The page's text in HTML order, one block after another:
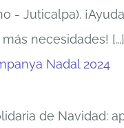
- Juticalpa).
necesidades! […]
Nadal 2024
de Navidad: